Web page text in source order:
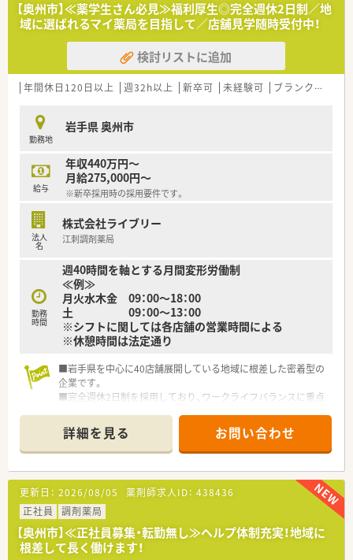
【奥州市】≪薬学生さん必見≫福利厚生◎完全週休2日制／地
域に選ばれるマイ薬局を目指して／店舗見学随時受付中！
検討リストに追加
年間休日120日以上 週32h以上 新卒可 未経験可 ブランク可
勤務地
岩手県 奥州市
給与
年収440万円～
月給275,000円～
※新卒採用時の採用要件です。
法人
名
株式会社ライブリー
江刺調剤薬局
勤務
時間
週40時間を軸とする月間変形労働制
≪例≫
月火水木金 09：00～18：00
土 09：00～13：00
※シフトに関しては各店舗の営業時間による
※休憩時間は法定通り
■岩手県を中心に40店舗展開している地域に根差した密着型の
企業です。
■完全週休2日制を採用しており、ワークライフバランスに重点
■新卒採用も積極的に行っており、若手も活躍できる環境は整っ
ております。
■教育制度は集合研修やEラーニングを活用しております。
詳細を見る お問い合わせ
更新日： 2026/08/05 薬剤師求人ID： 438436
正社員
調剤薬局
【奥州市】≪正社員募集・転勤無し≫ヘルプ体制充実！地域に
根差して長く働けます！